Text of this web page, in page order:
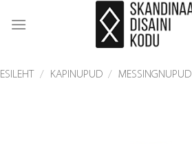
ESILEHT / KAPINUPUD / MESSINGNUPUD